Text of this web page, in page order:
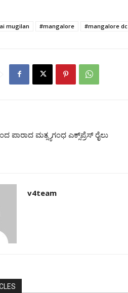
mugilan #mangalore #mangalore dc
ಪಾರಾದ ಮತ್ಸ್ಯ‌ಗಂಧ ಎಕ್ಸ್‌ಪ್ರೆಸ್ ರೈಲು
v4team